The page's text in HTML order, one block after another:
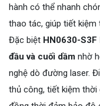
hành có thể nhanh
thao tác, giúp tiết kiệm
Đặc biệt HN0630-S3F
đầu và cuối dầm nhờ
nghệ dò đường laser.
thủ công, tiết kiệm thời